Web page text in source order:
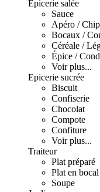
Epicerie salée
Sauce
Apéro /
Bocaux /
Céréale /
Épice /
Voir plus...
Epicerie sucrée
Biscuit
Confiserie
Chocolat
Compote
Confiture
Voir plus...
Traiteur
Plat préparé
Plat en bocal
Soupe